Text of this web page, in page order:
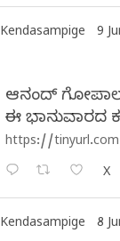
Kendasampige 9
ಆನಂದ್‌
ಈ ಭಾನುವಾರದ
https://
X
Kendasampige 8